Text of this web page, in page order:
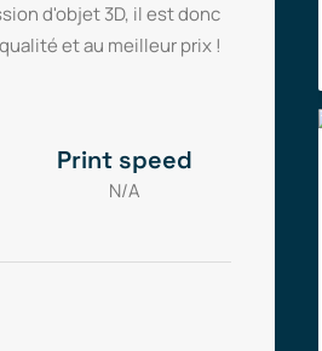
d'objet 3D, il est donc
et au meilleur prix !
Print speed
N/A